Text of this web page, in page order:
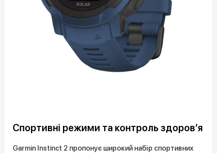
Спортивні режими та контроль здоров’я
Garmin Instinct 2 пропонує широкий набір спортивних